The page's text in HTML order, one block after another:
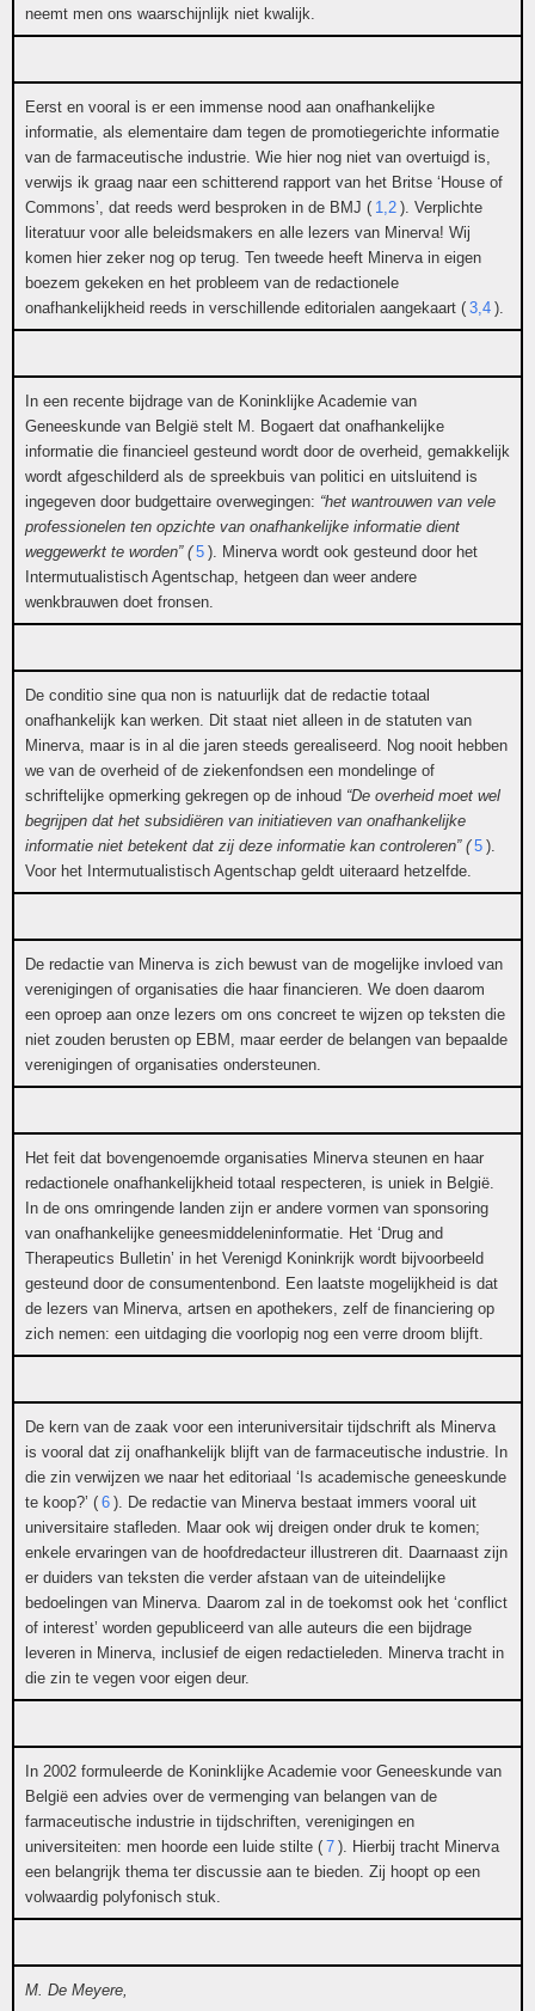
neemt men ons waarschijnlijk niet kwalijk.
Eerst en vooral is er een immense nood aan onafhankelijke
informatie, als elementaire dam tegen de promotiegerichte informatie
van de farmaceutische industrie. Wie hier nog niet van overtuigd is,
verwijs ik graag naar een schitterend rapport van het Britse ‘House of
Commons’, dat reeds werd besproken in de BMJ ( 1,2 ). Verplichte
literatuur voor alle beleidsmakers en alle lezers van Minerva! Wij
komen hier zeker nog op terug. Ten tweede heeft Minerva in eigen
boezem gekeken en het probleem van de redactionele
onafhankelijkheid reeds in verschillende editorialen aangekaart ( 3,4 ).
In een recente bijdrage van de Koninklijke Academie van
Geneeskunde van België stelt M. Bogaert dat onafhankelijke
informatie die financieel gesteund wordt door de overheid, gemakkelijk
wordt afgeschilderd als de spreekbuis van politici en uitsluitend is
ingegeven door budgettaire overwegingen: “het wantrouwen van vele
professionelen ten opzichte van onafhankelijke informatie dient
weggewerkt te worden” ( 5 ). Minerva wordt ook gesteund door het
Intermutualistisch Agentschap, hetgeen dan weer andere
wenkbrauwen doet fronsen.
De conditio sine qua non is natuurlijk dat de redactie totaal
onafhankelijk kan werken. Dit staat niet alleen in de statuten van
Minerva, maar is in al die jaren steeds gerealiseerd. Nog nooit hebben
we van de overheid of de ziekenfondsen een mondelinge of
schriftelijke opmerking gekregen op de inhoud “De overheid moet wel
begrijpen dat het subsidiëren van initiatieven van onafhankelijke
informatie niet betekent dat zij deze informatie kan controleren” ( 5 ).
Voor het Intermutualistisch Agentschap geldt uiteraard hetzelfde.
De redactie van Minerva is zich bewust van de mogelijke invloed van
verenigingen of organisaties die haar financieren. We doen daarom
een oproep aan onze lezers om ons concreet te wijzen op teksten die
niet zouden berusten op EBM, maar eerder de belangen van bepaalde
verenigingen of organisaties ondersteunen.
Het feit dat bovengenoemde organisaties Minerva steunen en haar
redactionele onafhankelijkheid totaal respecteren, is uniek in België.
In de ons omringende landen zijn er andere vormen van sponsoring
van onafhankelijke geneesmiddeleninformatie. Het ‘Drug and
Therapeutics Bulletin’ in het Verenigd Koninkrijk wordt bijvoorbeeld
gesteund door de consumentenbond. Een laatste mogelijkheid is dat
de lezers van Minerva, artsen en apothekers, zelf de financiering op
zich nemen: een uitdaging die voorlopig nog een verre droom blijft.
De kern van de zaak voor een interuniversitair tijdschrift als Minerva
is vooral dat zij onafhankelijk blijft van de farmaceutische industrie. In
die zin verwijzen we naar het editoriaal ‘Is academische geneeskunde
te koop?’ ( 6 ). De redactie van Minerva bestaat immers vooral uit
universitaire stafleden. Maar ook wij dreigen onder druk te komen;
enkele ervaringen van de hoofdredacteur illustreren dit. Daarnaast zijn
er duiders van teksten die verder afstaan van de uiteindelijke
bedoelingen van Minerva. Daarom zal in de toekomst ook het ‘conflict
of interest’ worden gepubliceerd van alle auteurs die een bijdrage
leveren in Minerva, inclusief de eigen redactieleden. Minerva tracht in
die zin te vegen voor eigen deur.
In 2002 formuleerde de Koninklijke Academie voor Geneeskunde van
België een advies over de vermenging van belangen van de
farmaceutische industrie in tijdschriften, verenigingen en
universiteiten: men hoorde een luide stilte ( 7 ). Hierbij tracht Minerva
een belangrijk thema ter discussie aan te bieden. Zij hoopt op een
volwaardig polyfonisch stuk.
M. De Meyere,